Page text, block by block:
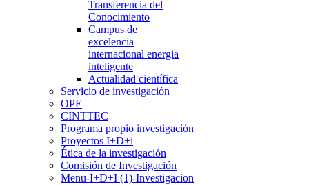
Transferencia del
Conocimiento
Campus de
excelencia
internacional energia
inteligente
Actualidad científica
Servicio de investigación
OPE
CINTTEC
Programa propio investigación
Proyectos I+D+i
Ética de la investigación
Comisión de Investigación
Menu-I+D+I (1)-Investigacion